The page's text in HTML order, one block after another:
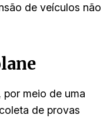
de veículos não
meio de uma
de provas